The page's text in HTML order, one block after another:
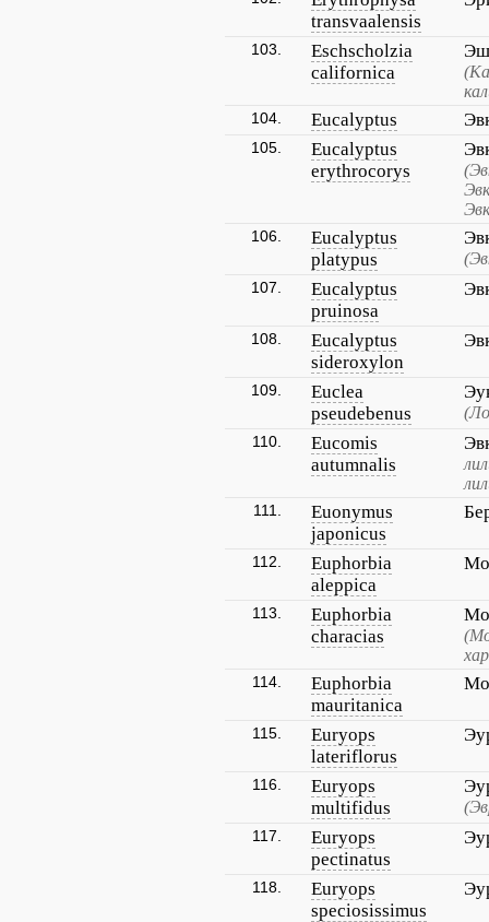
transvaalensis
103.
Eschscholzia
californica
104. Eucalyptus
105.
Eucalyptus
erythrocorys
106.
Eucalyptus
platypus
107.
Eucalyptus
pruinosa
108.
Eucalyptus
sideroxylon
109.
Euclea
pseudebenus
110.
Eucomis
autumnalis
111.
Euonymus
japonicus
112.
Euphorbia
aleppica
113.
Euphorbia
characias
114.
Euphorbia
mauritanica
115.
Euryops
lateriflorus
116.
Euryops
multifidus
117.
Euryops
pectinatus
118.
Euryops
speciosissimus